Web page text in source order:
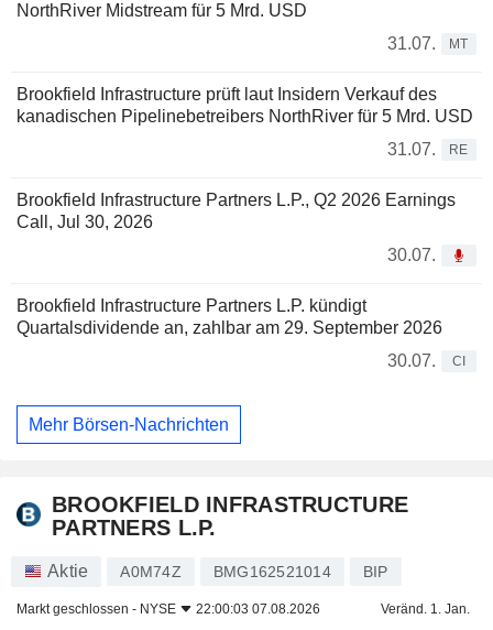
NorthRiver Midstream für 5 Mrd. USD
31.07.
MT
Brookfield Infrastructure prüft laut Insidern Verkauf des
kanadischen Pipelinebetreibers NorthRiver für 5 Mrd. USD
31.07.
RE
Brookfield Infrastructure Partners L.P., Q2 2026 Earnings
Call, Jul 30, 2026
30.07.
Brookfield Infrastructure Partners L.P. kündigt
Quartalsdividende an, zahlbar am 29. September 2026
30.07.
CI
Mehr Börsen-Nachrichten
BROOKFIELD INFRASTRUCTURE
PARTNERS L.P.
Aktie A0M74Z BMG162521014 BIP
Markt geschlossen - NYSE 22:00:03 07.08.2026 Veränd. 1. Jan.